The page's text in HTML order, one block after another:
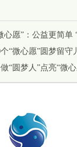
心愿”：公益更简单
“微心愿”圆梦留守
“圆梦人”点亮“微